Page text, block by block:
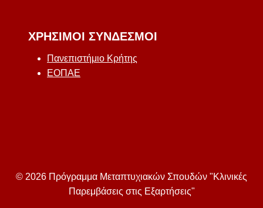
ΧΡΉΣΙΜΟΙ ΣΎΝΔΕΣΜΟΙ
Πανεπιστήμιο Κρήτης
ΕΟΠΑΕ
© 2026 Πρόγραμμα Μεταπτυχιακών Σπουδών "Κλινικές
Παρεμβάσεις στις Εξαρτήσεις"